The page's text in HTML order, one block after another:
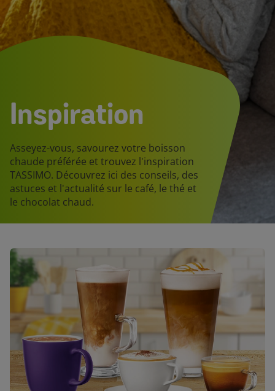
Inspiration
Asseyez-vous, savourez votre boisson
chaude préférée et trouvez l'inspiration
TASSIMO. Découvrez ici des conseils, des
astuces et l'actualité sur le café, le thé et
le chocolat chaud.